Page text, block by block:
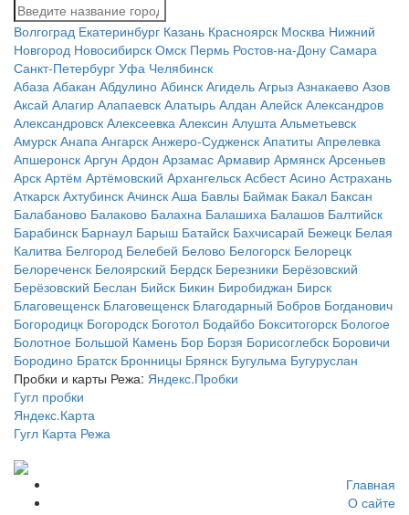
Волгоград Екатеринбург Казань Красноярск Москва Нижний
Новгород Новосибирск Омск Пермь Ростов-на-Дону Самара
Санкт-Петербург Уфа Челябинск
Абаза Абакан Абдулино Абинск Агидель Агрыз Азнакаево Азов
Аксай Алагир Алапаевск Алатырь Алдан Алейск Александров
Александровск Алексеевка Алексин Алушта Альметьевск
Амурск Анапа Ангарск Анжеро-Судженск Апатиты Апрелевка
Апшеронск Аргун Ардон Арзамас Армавир Армянск Арсеньев
Арск Артём Артёмовский Архангельск Асбест Асино Астрахань
Аткарск Ахтубинск Ачинск Аша Бавлы Баймак Бакал Баксан
Балабаново Балаково Балахна Балашиха Балашов Балтийск
Барабинск Барнаул Барыш Батайск Бахчисарай Бежецк Белая
Калитва Белгород Белебей Белово Белогорск Белорецк
Белореченск Белоярский Бердск Березники Берёзовский
Берёзовский Беслан Бийск Бикин Биробиджан Бирск
Благовещенск Благовещенск Благодарный Бобров Богданович
Богородицк Богородск Боготол Бодайбо Бокситогорск Бологое
Болотное Большой Камень Бор Борзя Борисоглебск Боровичи
Бородино Братск Бронницы Брянск Бугульма Бугуруслан
Пробки и карты Режа: Яндекс.Пробки
Гугл пробки
Яндекс.Карта
Гугл Карта Режа
Главная
О сайте